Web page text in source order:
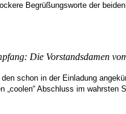
Begrüßungsworte der
Die Vorstandsdamen
schon in der Einladung
„coolen“ Abschluss im